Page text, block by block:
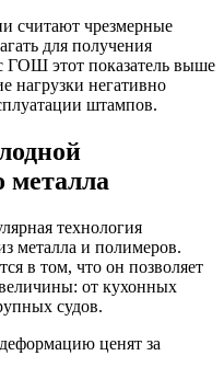
считают чрезмерные
для получения
ГОШ этот показатель выше
нагрузки негативно
штампов.
металла
технология
металла и полимеров.
в том, что он позволяет
от кухонных
судов.
ценят за